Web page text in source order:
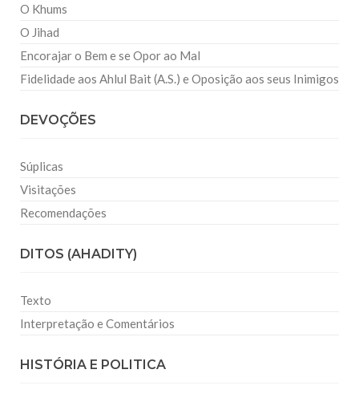
O Khums
O Jihad
Encorajar o Bem e se Opor ao Mal
Fidelidade aos Ahlul Bait (A.S.) e Oposição aos seus Inimigos
DEVOÇÕES
Súplicas
Visitações
Recomendações
DITOS (AHADITY)
Texto
Interpretação e Comentários
HISTÓRIA E POLITICA